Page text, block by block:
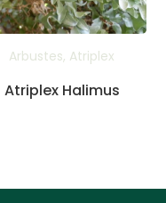
Arbustes, Atriplex
Atriplex Halimus